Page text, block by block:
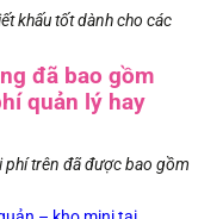
khấu tốt dành cho các
đã bao gồm
quản lý hay
phí trên đã được bao gồm